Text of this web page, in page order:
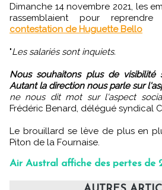
Dimanche 14 novembre 2021, les
rassemblaient pour
contestation de Huguette Bello
"Les salariés sont inquiets.
Nous souhaitons plus de visibilité
Autant la direction nous parle sur
ne nous dit mot sur l'aspect
Frédéric Benard, délégué syndical
Le brouillard se lève de plus en
Piton de la Fournaise.
Air Austral affiche des pertes de